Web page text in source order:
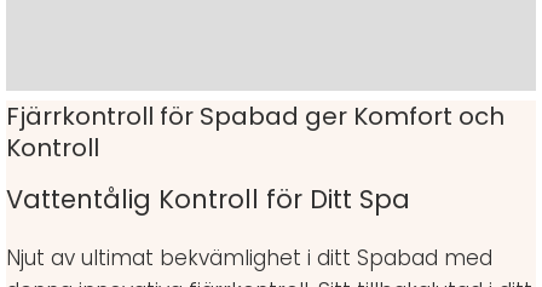
Fjärrkontroll för Spabad ger Komfort och
Kontroll
Vattentålig Kontroll för Ditt Spa
Njut av ultimat bekvämlighet i ditt Spabad med